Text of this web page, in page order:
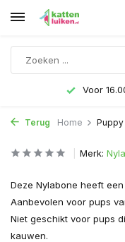
Voor
Terug Home Puppy
Merk:
Deze Nylabone heeft
Aanbevolen voor pups
Niet geschikt voor pups
kauwen.